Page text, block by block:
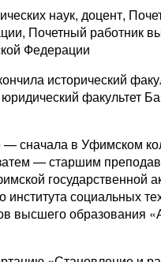
наук, доцент,
Почетный работник
Федерации
исторический
факультет
сначала в Уфимском
— старшим
государственной
социальных
высшего образования